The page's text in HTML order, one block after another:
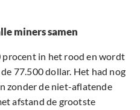
miners samen
in het rood en wordt
77.500 dollar. Het had nog
zonder de niet-aflatende
afstand de grootste